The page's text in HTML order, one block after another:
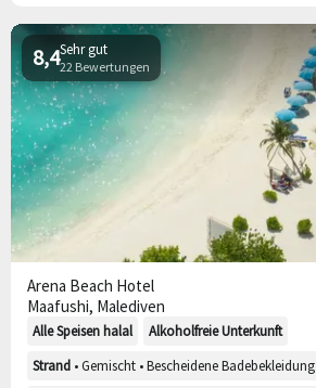
Sehr gut
22 Bewertungen
8,4
Arena Beach Hotel
Maafushi, Malediven
Alle Speisen halal
Alkoholfreie Unterkunft
Strand • Gemischt • Bescheidene Badebekleidung